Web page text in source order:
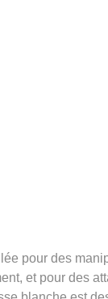
pour des
et pour des